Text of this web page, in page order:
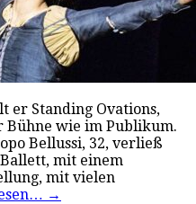
er Standing Ovations,
Bühne wie im Publikum.
Bellussi, 32, verließ
mit einem
mit vielen
→